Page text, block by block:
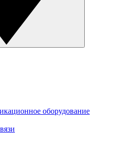
оборудование